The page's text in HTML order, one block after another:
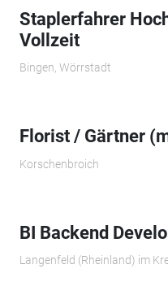
Staplerfahrer
Vollzeit
Bingen, Wörrstadt
Florist / Gärtner
Korschenbroich
BI Backend
Langenfeld (Rheinland) im